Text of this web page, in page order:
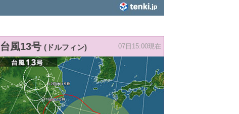
台風13号 (ドルフィン) 07日15:00現在